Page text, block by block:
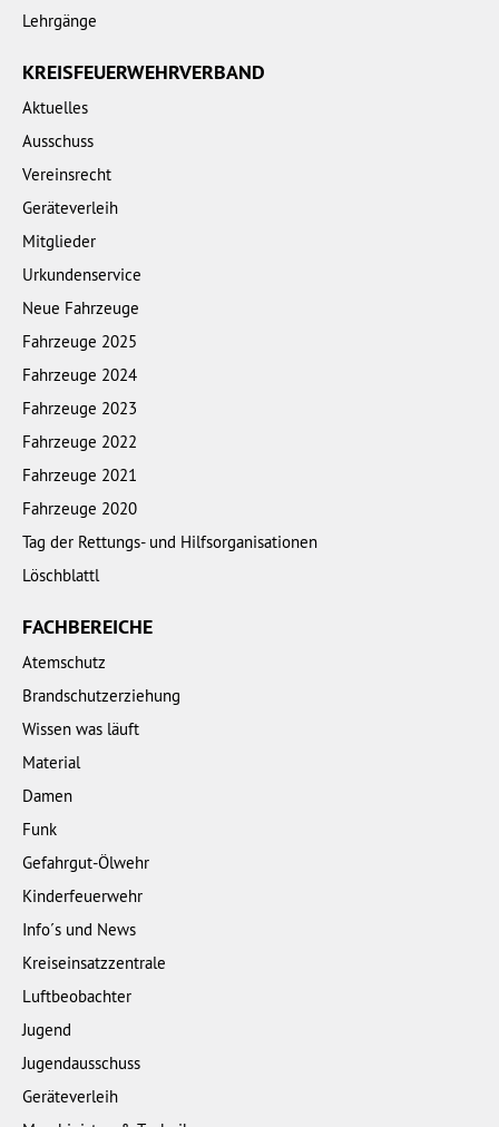
Lehrgänge
KREISFEUERWEHRVERBAND
Aktuelles
Ausschuss
Vereinsrecht
Geräteverleih
Mitglieder
Urkundenservice
Neue Fahrzeuge
Fahrzeuge 2025
Fahrzeuge 2024
Fahrzeuge 2023
Fahrzeuge 2022
Fahrzeuge 2021
Fahrzeuge 2020
Tag der Rettungs- und Hilfsorganisationen
Löschblattl
FACHBEREICHE
Atemschutz
Brandschutzerziehung
Wissen was läuft
Material
Damen
Funk
Gefahrgut-Ölwehr
Kinderfeuerwehr
Info´s und News
Kreiseinsatzzentrale
Luftbeobachter
Jugend
Jugendausschuss
Geräteverleih